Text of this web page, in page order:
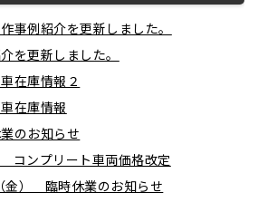
事例紹介を更新しました。
を更新しました。
在庫情報２
在庫情報
のお知らせ
コンプリート車両価格改定
金） 臨時休業のお知らせ